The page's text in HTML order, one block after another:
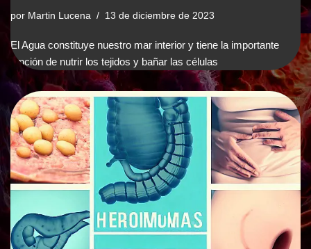
por Martin Lucena 13 de diciembre de 2023
El Agua constituye nuestro mar interior y tiene la importante
función de nutrir los tejidos y bañar las células